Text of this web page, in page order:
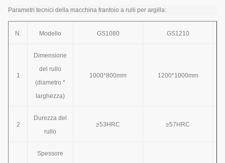
Parametri tecnici della macchina frantoio a rulli per argilla:
N. Modello GS1080 GS1210
1
Dimensione
del rullo
(diametro *
larghezza)
1000*800mm 1200*1000mm
2
Durezza del
rullo
≥53HRC ≥57HRC
Spessore